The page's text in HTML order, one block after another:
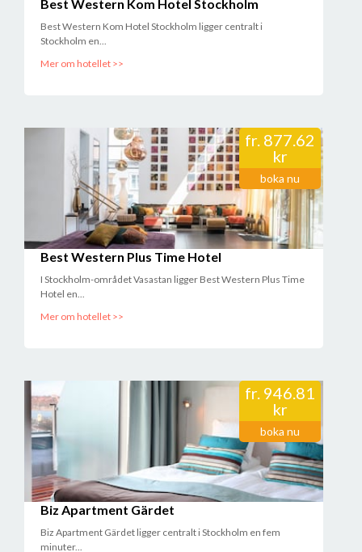
Best Western Kom Hotel Stockholm
Best Western Kom Hotel Stockholm ligger centralt i
Stockholm en...
Mer om hotellet >>
fr. 877.62
kr
boka nu
Best Western Plus Time Hotel
I Stockholm-området Vasastan ligger Best Western Plus Time
Hotel en...
Mer om hotellet >>
fr. 946.81
kr
boka nu
Biz Apartment Gärdet
Biz Apartment Gärdet ligger centralt i Stockholm en fem
minuter...